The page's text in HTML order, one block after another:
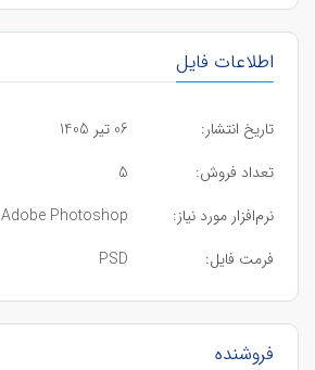
اطلاعات فایل
تاریخ انتشار:
06 تیر 1405
تعداد فروش:
5
نرم‌افزار مورد نیاز:
Adobe Photoshop
فرمت فایل:
PSD
فروشنده